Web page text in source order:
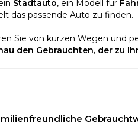
Stadtauto, ein Modell für
das passende Auto zu finden.
Sie von kurzen Wegen und
den Gebrauchten, der zu